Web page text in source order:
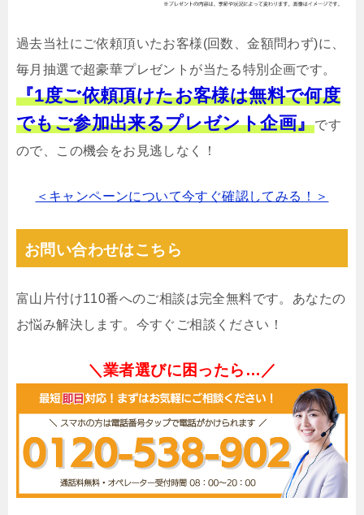
過去当社にご依頼頂いたお客様(回数、金額問わず)に、
毎月抽選で超豪華プレゼントが当たる特別企画です。
『1度ご依頼頂けたお客様は無料で何度
でもご参加出来るプレゼント企画』です
ので、この機会をお見逃しなく！
＜キャンペーンについて今すぐ確認してみる！＞
お問い合わせはこちら
富山片付け110番へのご相談は完全無料です。あなたの
お悩み解決します。今すぐご相談ください！
＼業者選びに困ったら…／